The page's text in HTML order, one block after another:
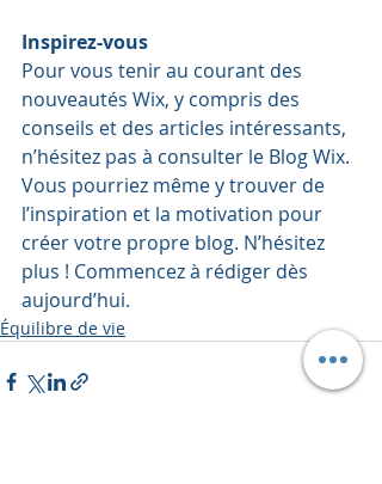
Inspirez-vous
Pour vous tenir au courant des
nouveautés Wix, y compris des
conseils et des articles intéressants,
n’hésitez pas à consulter le Blog Wix.
Vous pourriez même y trouver de
l’inspiration et la motivation pour
créer votre propre blog. N’hésitez
plus ! Commencez à rédiger dès
aujourd’hui.
Équilibre de vie